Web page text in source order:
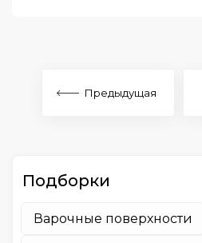
Предыдущая
Подборки
Варочные поверхности